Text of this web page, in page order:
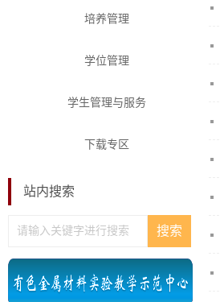
培养管理
学位管理
学生管理与服务
下载专区
站内搜索